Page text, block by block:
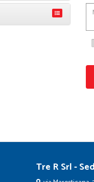
Tre R Srl -